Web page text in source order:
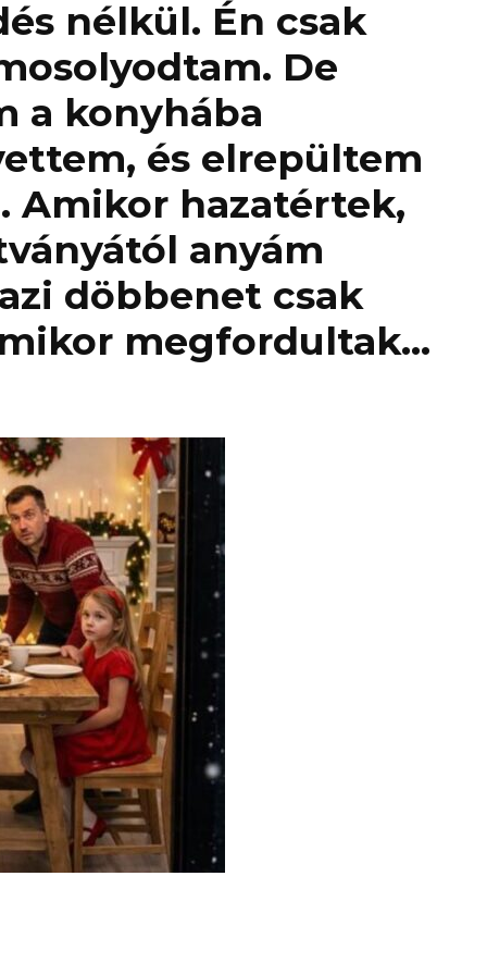
nélkül. Én csak
De
a konyhába
és elrepültem
Amikor hazatértek,
anyám
döbbenet csak
megfordultak…